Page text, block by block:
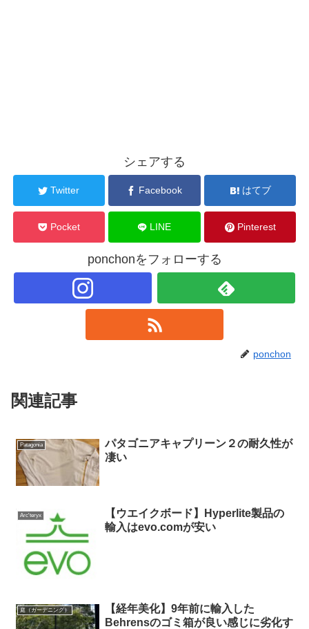
シェアする
Twitter Facebook はてブ
Pocket LINE Pinterest
ponchonをフォローする
ponchon
関連記事
Patagonia
パタゴニアキャプリーン２の耐久性が
凄い
Arc'teryx
【ウエイクボード】Hyperlite製品の
輸入はevo.comが安い
庭（ガーデニング）
【経年美化】9年前に輸入した
Behrensのゴミ箱が良い感じに劣化す